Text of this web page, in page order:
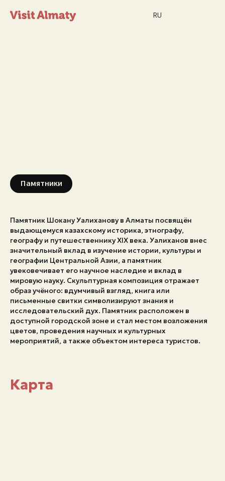
RU
Памятники
Памятник Шокану Уалиханову в Алматы посвящён
выдающемуся казахскому историка, этнографу,
географу и путешественнику XIX века. Уалиханов внес
значительный вклад в изучение истории, культуры и
географии Центральной Азии, а памятник
увековечивает его научное наследие и вклад в
мировую науку. Скульптурная композиция отражает
образ учёного: вдумчивый взгляд, книга или
письменные свитки символизируют знания и
исследовательский дух. Памятник расположен в
доступной городской зоне и стал местом возложения
цветов, проведения научных и культурных
мероприятий, а также объектом интереса туристов.
Карта
Экстренные номера